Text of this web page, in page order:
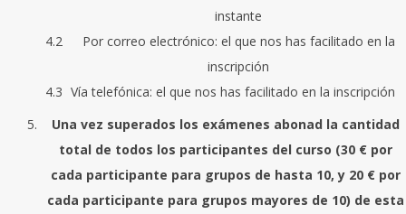
instante
Por correo electrónico: el que nos has facilitado en la
inscripción
Vía telefónica: el que nos has facilitado en la inscripción
Una vez superados los exámenes abonad la cantidad
total de todos los participantes del curso (30 € por
cada participante para grupos de hasta 10, y 20 € por
cada participante para grupos mayores de 10) de esta